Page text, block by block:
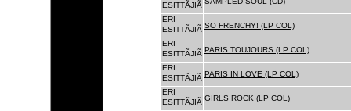
ESITTÃJIÃ
ERI
ESITTÃJIÃ SO FRENCHY! (LP COL)
ERI
ESITTÃJIÃ PARIS TOUJOURS (LP COL)
ERI
ESITTÃJIÃ PARIS IN LOVE (LP COL)
ERI
ESITTÃJIÃ GIRLS ROCK (LP COL)